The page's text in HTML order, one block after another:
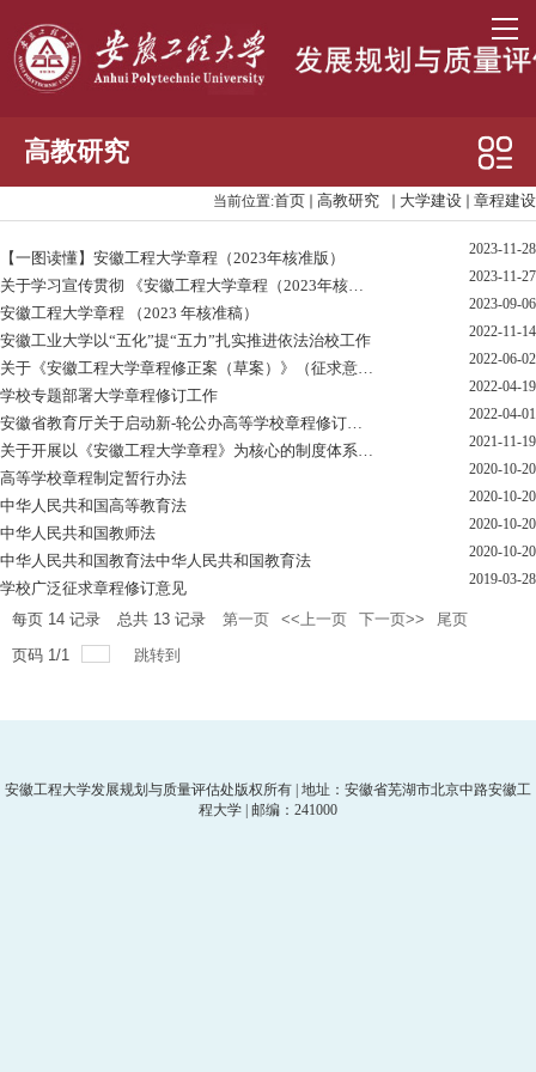
高教研究
大学建设
章程建设
高水平大学建设
高教项目
当前位置:首页 高教研究 大学建设 章程建设
【一图读懂】安徽工程大学章程（2023年核准版） 2023-11-28
关于学习宣传贯彻 《安徽工程大学章程（2023年核准）》的通知 2023-11-27
安徽工程大学章程 （2023 年核准稿） 2023-09-06
安徽工业大学以“五化”提“五力”扎实推进依法治校工作 2022-11-14
关于《安徽工程大学章程修正案（草案）》（征求意见稿）公开征求... 2022-06-02
学校专题部署大学章程修订工作 2022-04-19
安徽省教育厅关于启动新-轮公办高等学校章程修订工作的通知 2022-04-01
关于开展以《安徽工程大学章程》为核心的制度体系 完备情况检查... 2021-11-19
高等学校章程制定暂行办法 2020-10-20
中华人民共和国高等教育法 2020-10-20
中华人民共和国教师法 2020-10-20
中华人民共和国教育法中华人民共和国教育法 2020-10-20
学校广泛征求章程修订意见 2019-03-28
每页 14 记录 总共 13 记录 第一页 <<上一页 下一页>>
尾页
页码 1/1 跳转到
安徽工程大学发展规划与质量评估处版权所有 | 地址：安徽省芜湖市北京中路安徽工
程大学 | 邮编：241000